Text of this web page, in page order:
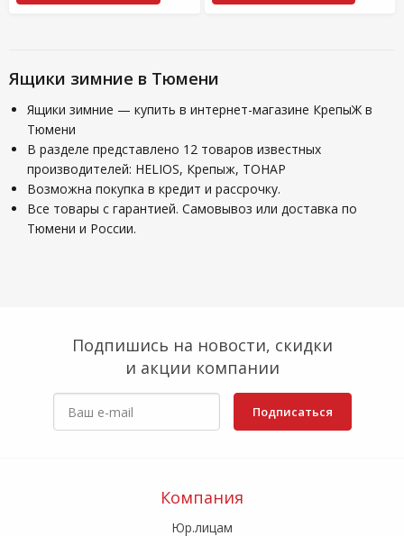
Ящики зимние в Тюмени
Ящики зимние — купить в интернет-магазине КрепыЖ в
Тюмени
В разделе представлено 12 товаров известных
производителей: HELIOS, Крепыж, ТОНАР
Возможна покупка в кредит и рассрочку.
Все товары с гарантией. Самовывоз или доставка по
Тюмени и России.
Подпишись на новости, скидки
и акции компании
Подписаться
Компания
Юр.лицам